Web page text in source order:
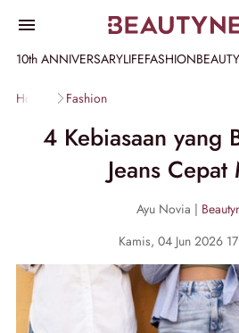
10th ANNIVERSARYLIFEFASHIONBEAUTY
Home Fashion
4 Kebiasaan yang
Jeans
Ayu Novia |
Kamis, 04 Jun 2026